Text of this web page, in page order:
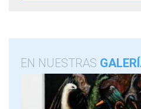
EN NUESTRAS